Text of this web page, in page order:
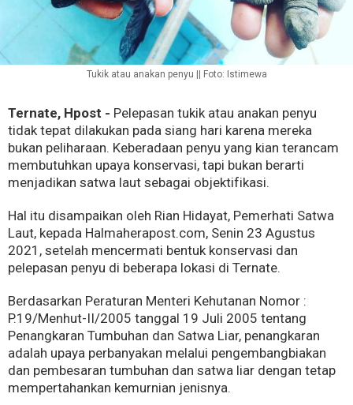
Tukik atau anakan penyu || Foto: Istimewa
Ternate, Hpost - Pelepasan tukik atau anakan penyu
tidak tepat dilakukan pada siang hari karena mereka
bukan peliharaan. Keberadaan penyu yang kian terancam
membutuhkan upaya konservasi, tapi bukan berarti
menjadikan satwa laut sebagai objektifikasi.
Hal itu disampaikan oleh Rian Hidayat, Pemerhati Satwa
Laut, kepada Halmaherapost.com, Senin 23 Agustus
2021, setelah mencermati bentuk konservasi dan
pelepasan penyu di beberapa lokasi di Ternate.
Berdasarkan Peraturan Menteri Kehutanan Nomor :
P.19/Menhut-II/2005 tanggal 19 Juli 2005 tentang
Penangkaran Tumbuhan dan Satwa Liar, penangkaran
adalah upaya perbanyakan melalui pengembangbiakan
dan pembesaran tumbuhan dan satwa liar dengan tetap
mempertahankan kemurnian jenisnya.